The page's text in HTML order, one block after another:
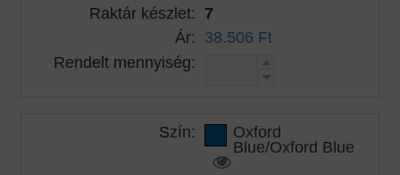
Raktár készlet: 7
Ár: 38.506 Ft
Rendelt mennyiség:
Szín: Oxford
Blue/Oxford Blue